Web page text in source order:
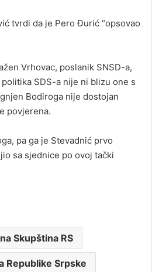
tvrdi da je Pero Đurić “opsovao
Vrhovac, poslanik SNSD-a,
SDS-a nije ni blizu one s
Bodiroga nije dostojan
povjerena.
pa ga je Stevadnić prvo
sa sjednice po ovoj tački
Skupština RS
Republike Srpske